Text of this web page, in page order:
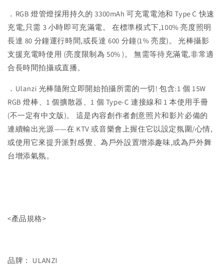
．RGB 燈管燈採用持久的 3300mAh 可充電電池和 Type C 快速
充電,只需 3 小時即可充滿電。 在標準模式下,100% 亮度照明
長達 80 分鐘運行時間,或長達 600 分鐘(1% 亮度)。 光棒攝影
支援充電時使用 (亮度限制為 50% )。 無需等待充滿電,非常適
合長時間拍攝或直播。
．Ulanzi 光棒隨附立即開始拍攝所需的一切! 包含:1 個 15W
RGB 燈棒、1 個擴散器、1 個 Type-C 連接線和 1 本使用手冊
(不一定有中文版)。 這是內容創作者創意照片和影片必備的
連續輸出光源——在 KTV 或音樂會上握住它以設定氛圍/心情,
或使用它來提升派對感覺、為戶外設置增添趣味,或為戶外舞
台增添氣氛。
<產品規格>
品牌： ULANZI